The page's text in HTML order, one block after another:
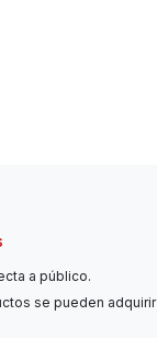
a público.
se pueden adquirir